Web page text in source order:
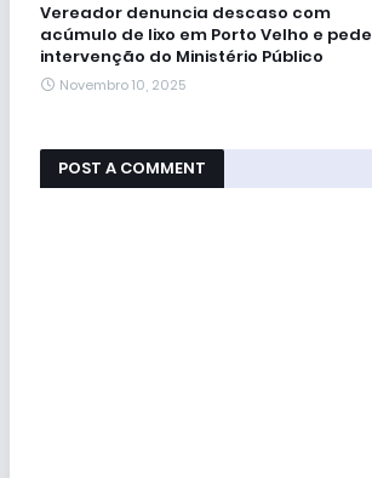
Vereador denuncia descaso com
acúmulo de lixo em Porto Velho e pede
intervenção do Ministério Público
Novembro 10, 2025
POST A COMMENT